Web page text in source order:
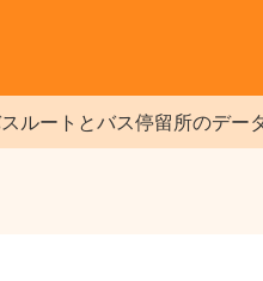
ートとバス停留所のデー